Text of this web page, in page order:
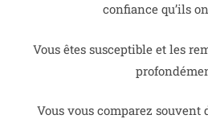
confiance qu’ils
Vous êtes susceptible et les
Vous vous comparez souvent